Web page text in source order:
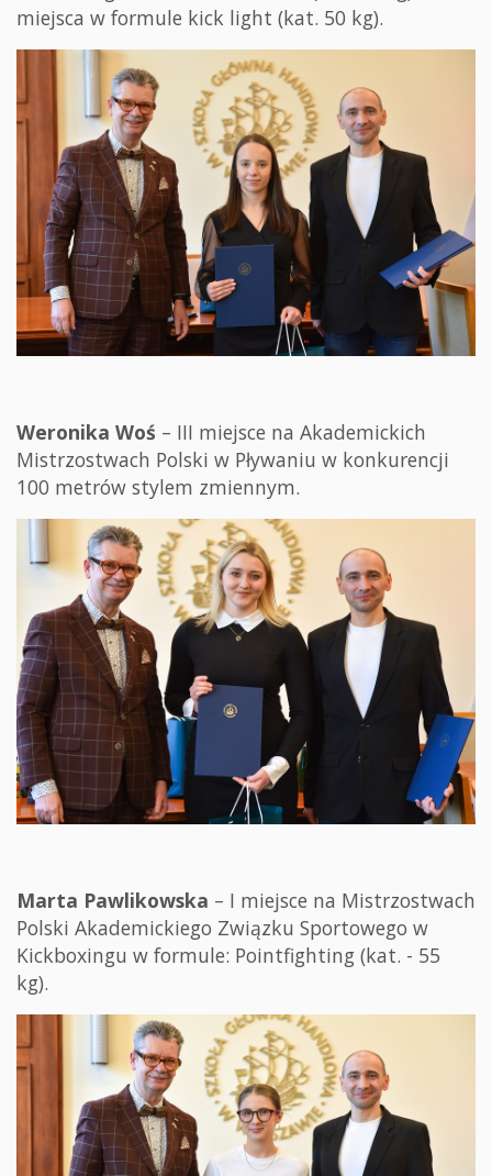
miejsca w formule kick light (kat. 50 kg).
Weronika Woś – III miejsce na Akademickich
Mistrzostwach Polski w Pływaniu w konkurencji
100 metrów stylem zmiennym.
Marta Pawlikowska – I miejsce na Mistrzostwach
Polski Akademickiego Związku Sportowego w
Kickboxingu w formule: Pointfighting (kat. - 55
kg).